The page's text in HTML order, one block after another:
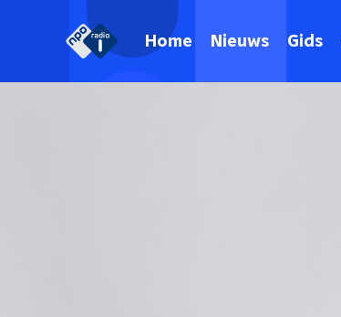
Home Nieuws Gids